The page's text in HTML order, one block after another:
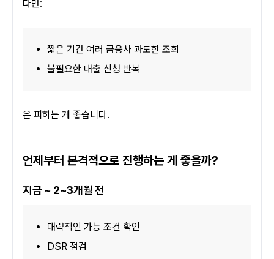
다만:
짧은 기간 여러 금융사 과도한 조회
불필요한 대출 신청 반복
은 피하는 게 좋습니다.
언제부터 본격적으로 진행하는 게 좋을까?
지금 ~ 2~3개월 전
대략적인 가능 조건 확인
DSR 점검